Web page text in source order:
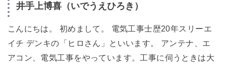
井手上博喜（いでうえひろき）
こんにちは。 初めまして。 電気工事士歴20年スリーエ
イチ デンキの「ヒロさん」といいます。 アンテナ、エ
アコン、電気工事をやっています。工事に伺うときは大